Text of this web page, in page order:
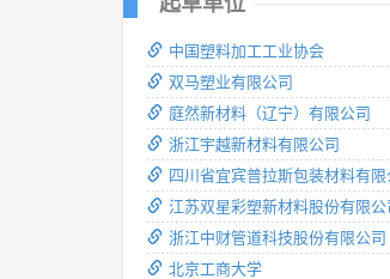
中国塑料加工工业协会
双马塑业有限公司
庭然新材料（辽宁）有限公司
浙江宇越新材料有限公司
四川省宜宾普拉斯包装材料有限
江苏双星彩塑新材料股份有限公
浙江中财管道科技股份有限公司
北京工商大学